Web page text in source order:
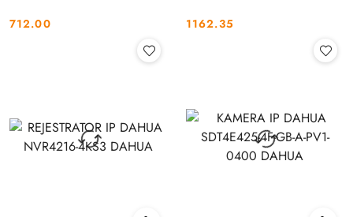
Cena:
712.00 Cena:
1162.35